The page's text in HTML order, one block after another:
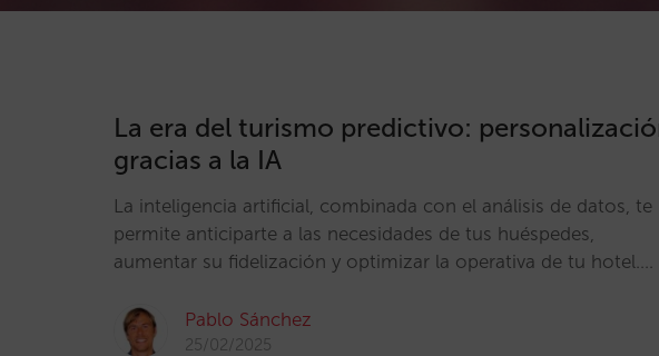
La era del turismo predictivo:
gracias a la IA
La inteligencia artificial, combinada con el análisis de datos, te
permite anticiparte a las necesidades de tus huéspedes,
aumentar su fidelización y optimizar la operativa de tu hotel.…
Pablo Sánchez
25/02/2025